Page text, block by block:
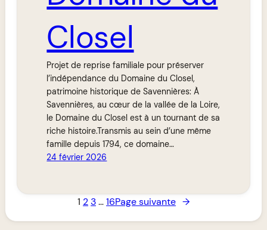
Closel
Projet de reprise familiale pour préserver
l’indépendance du Domaine du Closel,
patrimoine historique de Savennières: À
Savennières, au cœur de la vallée de la Loire,
le Domaine du Closel est à un tournant de sa
riche histoire.Transmis au sein d’une même
famille depuis 1794, ce domaine…
24 février 2026
1 2 3…16Page suivante →